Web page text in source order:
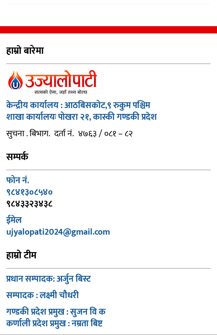
हाम्रो बारेमा
केन्द्रीय कार्यालय : आठबिसकोट,९ रुकुम पश्चिम
शाखा कार्यालयः पोखरा २१, कास्की गण्डकी प्रदेश
सुचना . बिभाग. दर्ता नं. ४७६३ / ०८१ – ८२
सम्पर्क
फोन नं.
९८४१३०८५४०
९८४३३२३४३८
ईमेल
ujyalopati2024@gmail.com
हाम्रो टीम
प्रधान सम्पादक: अर्जुन बिस्ट
सम्पादक : लक्ष्मी चौधरी
गण्डकी प्रदेश प्रमुख : सुजन वि क
कर्णाली प्रदेश प्रमुख : नम्रता बिष्ट